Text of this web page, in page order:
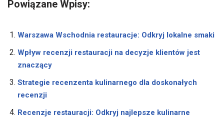
Powiązane Wpisy:
Warszawa Wschodnia restauracje: Odkryj lokalne smaki
Wpływ recenzji restauracji na decyzje klientów jest
znaczący
Strategie recenzenta kulinarnego dla doskonałych
recenzji
Recenzje restauracji: Odkryj najlepsze kulinarne